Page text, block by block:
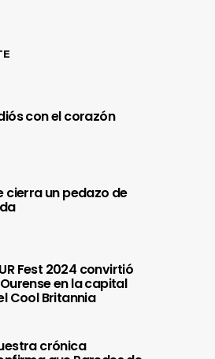
con el corazón
cierra un pedazo de
Fest 2024 convirtió
en la capital
Cool Britannia
crónica